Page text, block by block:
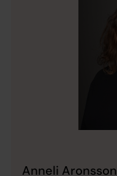
Anneli Aronsson